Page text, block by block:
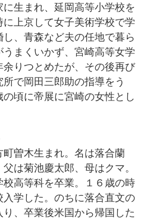
に生まれ、延岡高等小学校を
上京して女子美術学校で学
、青森など夫の任地で暮ら
まくいかず、宮崎高等女学
りつとめたが、その後再び
所で岡田三郎助の指導をう
頃に帝展に宮崎の女性とし
曽木生まれ。名は落合蘭
は菊池慶太郎、母はクマ。
高等科を卒業。１６歳の時
学した。のちに落合直文の
、卒業後米国から帰国した